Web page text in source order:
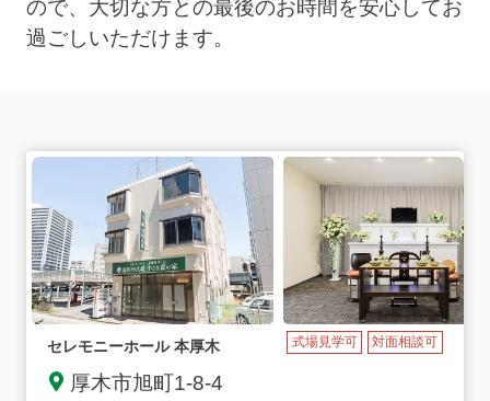
ので、大切な方との最後のお時間を安心してお
過ごしいただけます。
セレモニーホール 本厚木 式場見学可 対面相談可
厚木市旭町1-8-4